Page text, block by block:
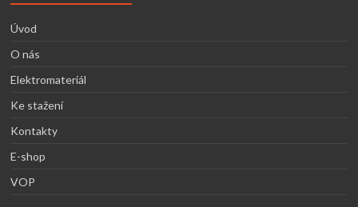
Úvod
O nás
Elektromateriál
Ke stažení
Kontakty
E-shop
VOP